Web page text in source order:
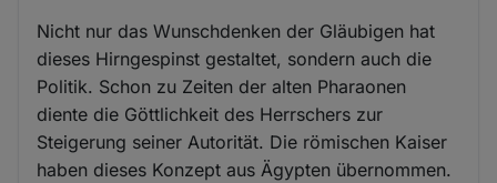
Nicht nur das Wunschdenken der Gläubigen hat
dieses Hirngespinst gestaltet, sondern auch die
Politik. Schon zu Zeiten der alten Pharaonen
diente die Göttlichkeit des Herrschers zur
Steigerung seiner Autorität. Die römischen Kaiser
haben dieses Konzept aus Ägypten übernommen.